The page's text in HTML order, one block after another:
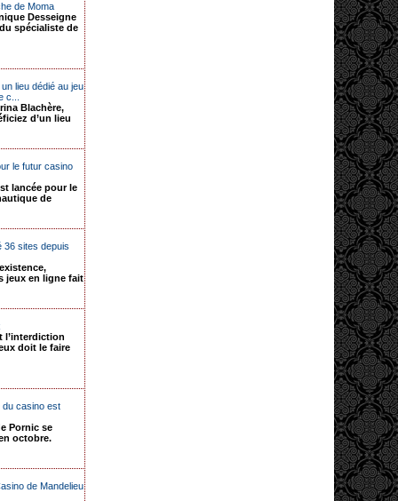
de Moma
Desseigne
spécialiste de
lieu dédié au jeu
c...
Blachère,
d’un lieu
le futur casino
lancée pour le
de
36 sites depuis
jeux en ligne fait
l’interdiction
doit le faire
du casino est
Pornic se
octobre.
de Mandelieu